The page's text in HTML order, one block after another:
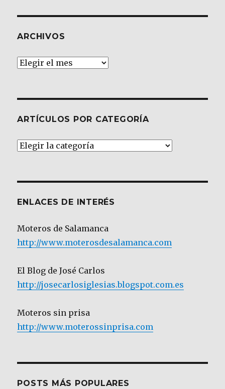
ARCHIVOS
Archivos
ARTÍCULOS POR CATEGORÍA
Artículos
ENLACES DE INTERÉS
Moteros de Salamanca
http://www.moterosdesalamanca.com
El Blog de José Carlos
http://josecarlosiglesias.blogspot.com.es
Moteros sin prisa
http://www.moterossinprisa.com
POSTS MÁS POPULARES